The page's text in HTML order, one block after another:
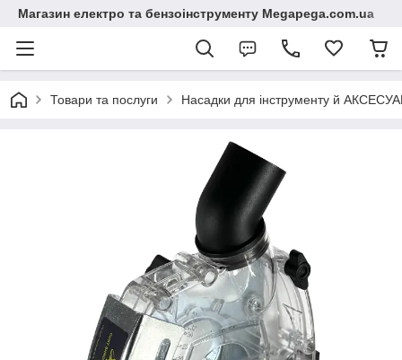
Магазин електро та бензоінструменту Megapega.com.ua
Товари та послуги Насадки для інструменту й